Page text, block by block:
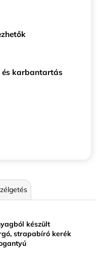
és karbantartás
készült
strapabíró kerék